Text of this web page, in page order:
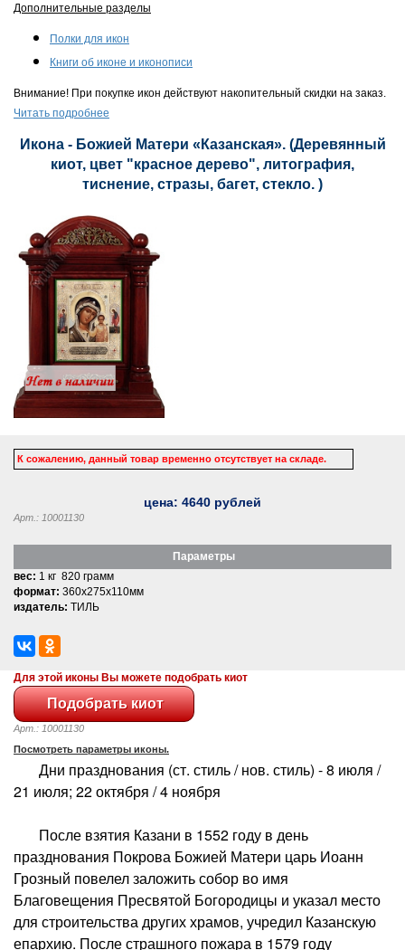
Дополнительные разделы
Полки для икон
Книги об иконе и иконописи
Внимание! При покупке икон действуют накопительный скидки на заказ.
Читать подробнее
Икона - Божией Матери «Казанская». (Деревянный
киот, цвет "красное дерево", литография,
тиснение, стразы, багет, стекло. )
К сожалению, данный товар временно отсутствует на складе.
цена: 4640 рублей
Арт.: 10001130
Параметры
вес: 1 кг 820 грамм
формат: 360x275x110мм
издатель: ТИЛЬ
Для этой иконы Вы можете подобрать киот
Арт.: 10001130
Посмотреть параметры иконы.
Дни празднования (ст. стиль / нов. стиль) - 8 июля /
21 июля; 22 октября / 4 ноября
После взятия Казани в 1552 году в день
празднования Покрова Божией Матери царь Иоанн
Грозный повелел заложить собор во имя
Благовещения Пресвятой Богородицы и указал место
для строительства других храмов, учредил Казанскую
епархию. После страшного пожара в 1579 году